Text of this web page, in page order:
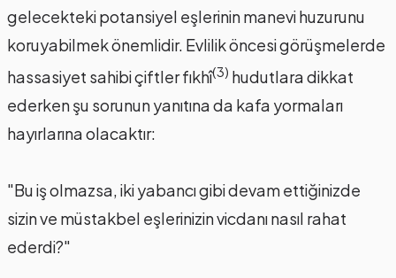
gelecekteki potansiyel eşlerinin manevi huzurunu
koruyabilmek önemlidir. Evlilik öncesi görüşmelerde
hassasiyet sahibi çiftler fıkhî(3) hudutlara dikkat
ederken şu sorunun yanıtına da kafa yormaları
hayırlarına olacaktır:
"Bu iş olmazsa, iki yabancı gibi devam ettiğinizde
sizin ve müstakbel eşlerinizin vicdanı nasıl rahat
ederdi?"